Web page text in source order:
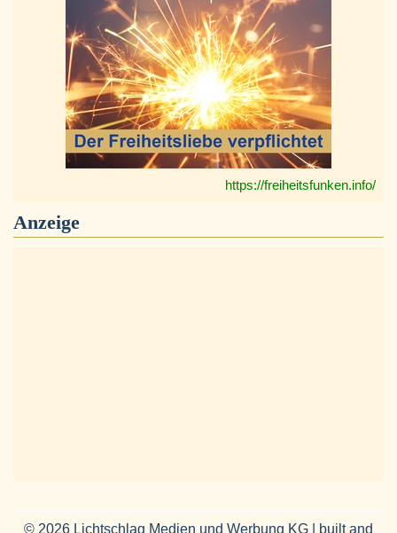
https://freiheitsfunken.info/
Anzeige
© 2026 Lichtschlag Medien und Werbung KG | built and